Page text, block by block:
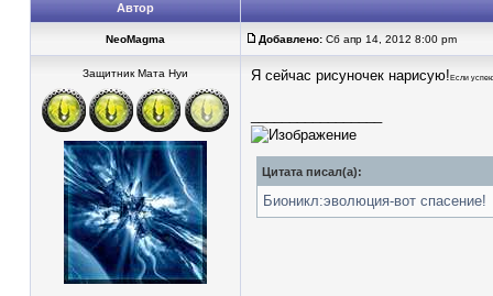
Автор
NeoMagma Добавлено: Сб апр 14, 2012 8:00 pm
Защитник Мата Нуи Я сейчас рисуночек нарисую! Если
Цитата писал(а):
Бионикл:эволюция-вот спасение!